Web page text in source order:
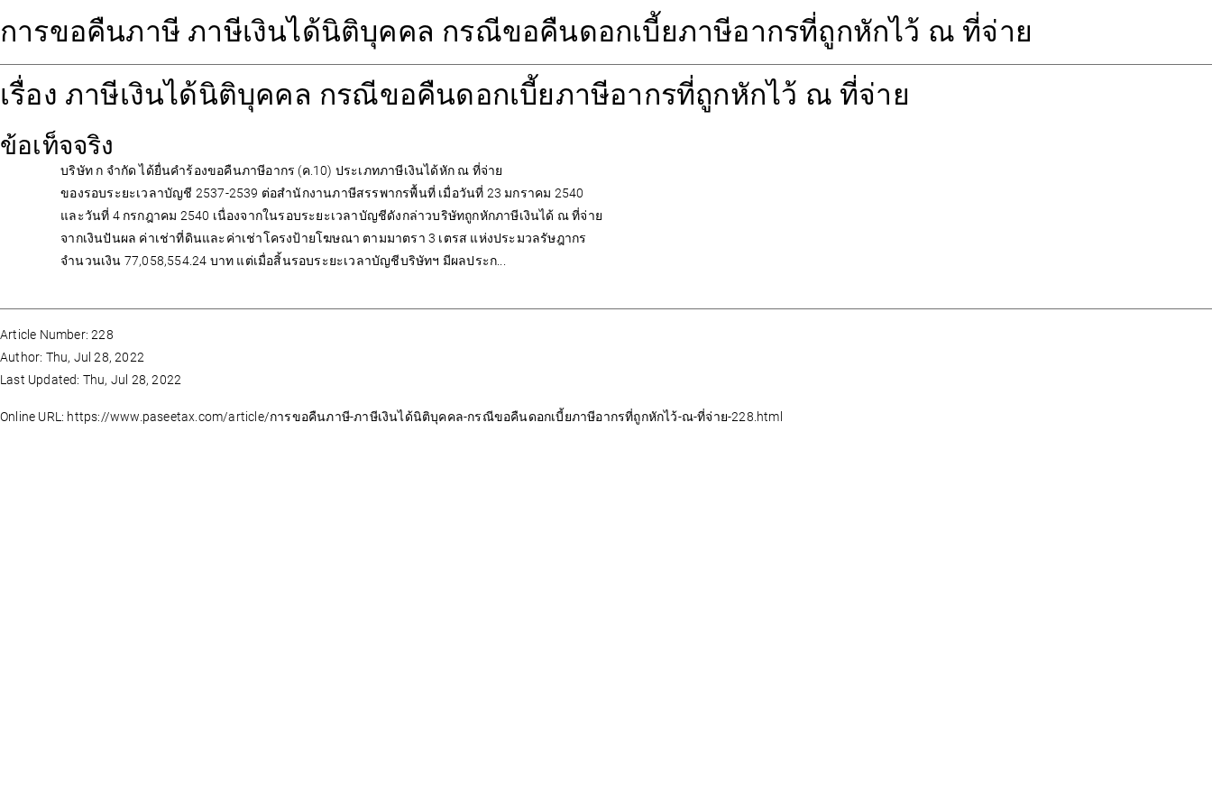
การขอคืนภาษี ภาษีเงินได้นิติบุคคล กรณีขอคืนดอกเบี้ยภาษีอากรที่ถูกหักไว้ ณ ที่จ่าย
เรื่อง ภาษีเงินได้นิติบุคคล กรณีขอคืนดอกเบี้ยภาษีอากรที่ถูกหักไว้ ณ ที่จ่าย
ข้อเท็จจริง
บริษัท ก จำกัด ได้ยื่นคำร้องขอคืนภาษีอากร (ค.10) ประเภทภาษีเงินได้หัก ณ ที่จ่าย
ของรอบระยะเวลาบัญชี 2537-2539 ต่อสำนักงานภาษีสรรพากรพื้นที่ เมื่อวันที่ 23 มกราคม 2540
และวันที่ 4 กรกฎาคม 2540 เนื่องจากในรอบระยะเวลาบัญชีดังกล่าวบริษัทถูกหักภาษีเงินได้ ณ ที่จ่าย
จากเงินปันผล ค่าเช่าที่ดินและค่าเช่าโครงป้ายโฆษณา ตามมาตรา 3 เตรส แห่งประมวลรัษฎากร
จำนวนเงิน 77,058,554.24 บาท แต่เมื่อสิ้นรอบระยะเวลาบัญชีบริษัทฯ มีผลประก...
Article Number: 228
Author: Thu, Jul 28, 2022
Last Updated: Thu, Jul 28, 2022
Online URL: https://www.paseetax.com/article/การขอคืนภาษี-ภาษีเงินได้นิติบุคคล-กรณีขอคืนดอกเบี้ยภาษีอากรที่ถูกหักไว้-ณ-ที่จ่าย-228.html